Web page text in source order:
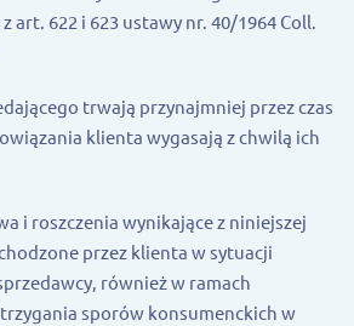
art. 622 i 623 ustawy nr. 40/1964 Coll.
trwają przynajmniej przez czas
klienta wygasają z chwilą ich
i roszczenia wynikające z niniejszej
przez klienta w sytuacji
również w ramach
sporów konsumenckich w